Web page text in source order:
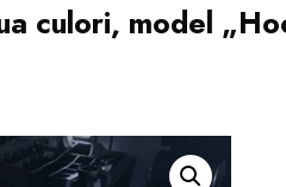
culori, model